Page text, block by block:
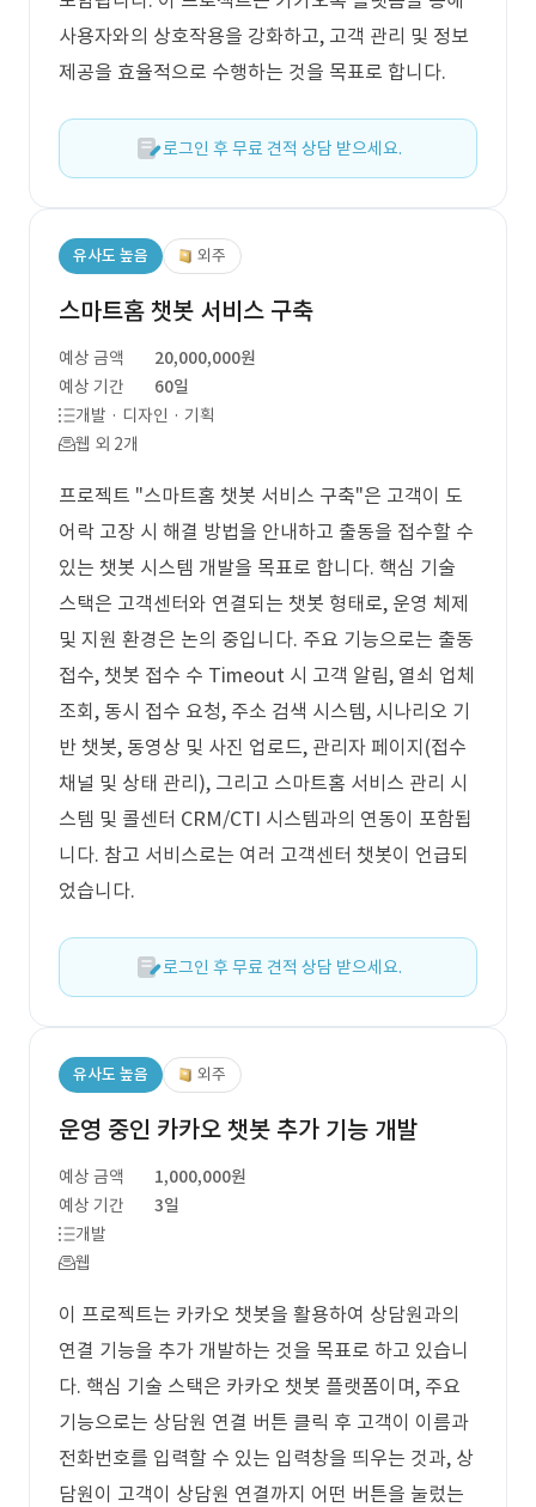
사용자와의 상호작용을 강화하고, 고객 관리 및 정보
제공을 효율적으로 수행하는 것을 목표로 합니다.
로그인 후 무료 견적 상담 받으세요.
유사도 높음 외주
스마트홈 챗봇 서비스 구축
예상 금액
20,000,000원
예상 기간
60일
개발 · 디자인 · 기획
웹 외 2개
프로젝트 "스마트홈 챗봇 서비스 구축"은 고객이 도
어락 고장 시 해결 방법을 안내하고 출동을 접수할 수
있는 챗봇 시스템 개발을 목표로 합니다. 핵심 기술
스택은 고객센터와 연결되는 챗봇 형태로, 운영 체제
및 지원 환경은 논의 중입니다. 주요 기능으로는 출동
접수, 챗봇 접수 수 Timeout 시 고객 알림, 열쇠 업체
조회, 동시 접수 요청, 주소 검색 시스템, 시나리오 기
반 챗봇, 동영상 및 사진 업로드, 관리자 페이지(접수
채널 및 상태 관리), 그리고 스마트홈 서비스 관리 시
스템 및 콜센터 CRM/CTI 시스템과의 연동이 포함됩
니다. 참고 서비스로는 여러 고객센터 챗봇이 언급되
었습니다.
로그인 후 무료 견적 상담 받으세요.
유사도 높음 외주
운영 중인 카카오 챗봇 추가 기능 개발
예상 금액
1,000,000원
예상 기간
3일
개발
웹
이 프로젝트는 카카오 챗봇을 활용하여 상담원과의
연결 기능을 추가 개발하는 것을 목표로 하고 있습니
다. 핵심 기술 스택은 카카오 챗봇 플랫폼이며, 주요
기능으로는 상담원 연결 버튼 클릭 후 고객이 이름과
전화번호를 입력할 수 있는 입력창을 띄우는 것과, 상
담원이 고객이 상담원 연결까지 어떤 버튼을 눌렀는